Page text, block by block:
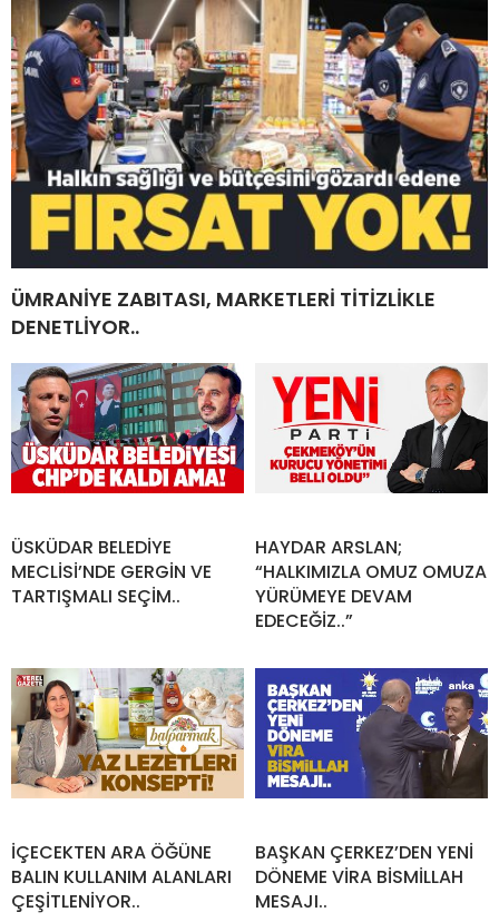
ÜMRANİYE ZABITASI, MARKETLERİ TİTİZLİKLE
DENETLİYOR..
ÜSKÜDAR BELEDİYE
MECLİSİ’NDE GERGİN VE
TARTIŞMALI SEÇİM..
HAYDAR ARSLAN;
“HALKIMIZLA OMUZ OMUZA
YÜRÜMEYE DEVAM
EDECEĞİZ..”
İÇECEKTEN ARA ÖĞÜNE
BALIN KULLANIM ALANLARI
ÇEŞİTLENİYOR..
BAŞKAN ÇERKEZ’DEN YENİ
DÖNEME VİRA BİSMİLLAH
MESAJI..